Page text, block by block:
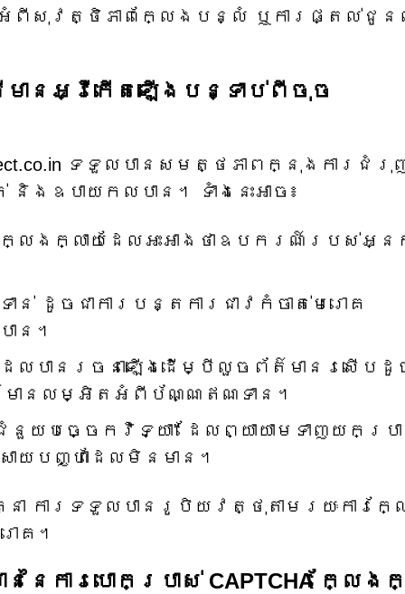
អំពីសុវត្ថិភាពក្លែងបន្លំ ឬការផ្តល់ជូ
មានអ្វីកើតឡើងបន្ទាប់ពីចុច
ទទួលបានសមត្ថភាពក្នុងការជំរុ
ងឧបាយកលបាន។ ទាំងនេះអាច៖
ងក្លាយដែលអះអាងថាឧបករណ៍របស់អ្ន
ដូចជាការបន្តការជាវកំចាត់មេរោគ
ន។
បានរចនាឡើងដើម្បីលួចព័ត៌មានរសើបដូ
មានលម្អិតអំពីប័ណ្ណឥណទាន។
យបច្ចេកវិទ្យា" ដែលព្យាយាមទាញយកប្រ
ាយបញ្ហាដែលមិនមាន។
នា ការទទួលបានរូបិយវត្ថុតាមរយៈការក្
ោគ។
ការបោកប្រាស់ CAPTCHA ក្លែង